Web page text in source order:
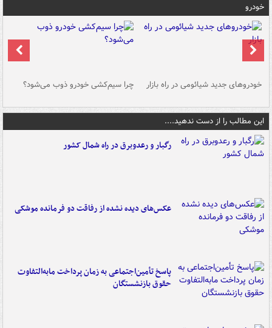
خودرو
خودروهای جدید شیائومی در راه بازار چرا سیم‌کشی خودرو ذوب می‌شود؟
این مطالب را از دست ندهید....
رگبار و رعدوبرق در راه شمال کشور
عکس‌های دیده نشده از رفاقت دو فرمانده‌ موشکی
پاسخ تأمین‌اجتماعی به زمان پرداخت مابه‌التفاوت
حقوق بازنشستگان